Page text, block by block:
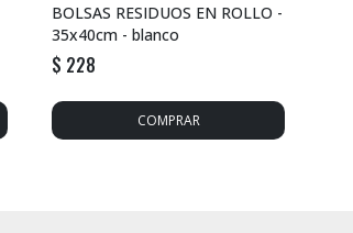
BOLSAS RESIDUOS EN ROLLO -
35x40cm - blanco
$ 228